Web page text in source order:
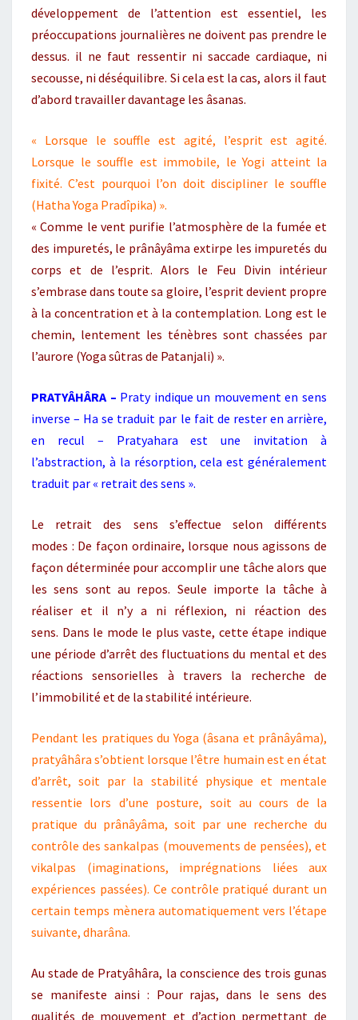
développement de l’attention est essentiel, les
préoccupations journalières ne doivent pas prendre le
dessus. il ne faut ressentir ni saccade cardiaque, ni
secousse, ni déséquilibre. Si cela est la cas, alors il faut
d’abord travailler davantage les âsanas.
« Lorsque le souffle est agité, l’esprit est agité.
Lorsque le souffle est immobile, le Yogi atteint la
fixité. C’est pourquoi l’on doit discipliner le souffle
(Hatha Yoga Pradîpika) ».
« Comme le vent purifie l’atmosphère de la fumée et
des impuretés, le prânâyâma extirpe les impuretés du
corps et de l’esprit. Alors le Feu Divin intérieur
s’embrase dans toute sa gloire, l’esprit devient propre
à la concentration et à la contemplation. Long est le
chemin, lentement les ténèbres sont chassées par
l’aurore (Yoga sûtras de Patanjali) ».
PRATYÂHÂRA – Praty indique un mouvement en sens
inverse – Ha se traduit par le fait de rester en arrière,
en recul – Pratyahara est une invitation à
l’abstraction, à la résorption, cela est généralement
traduit par « retrait des sens ».
Le retrait des sens s’effectue selon différents
modes : De façon ordinaire, lorsque nous agissons de
façon déterminée pour accomplir une tâche alors que
les sens sont au repos. Seule importe la tâche à
réaliser et il n’y a ni réflexion, ni réaction des
sens. Dans le mode le plus vaste, cette étape indique
une période d’arrêt des fluctuations du mental et des
réactions sensorielles à travers la recherche de
l’immobilité et de la stabilité intérieure.
Pendant les pratiques du Yoga (âsana et prânâyâma),
pratyâhâra s’obtient lorsque l’être humain est en état
d’arrêt, soit par la stabilité physique et mentale
ressentie lors d’une posture, soit au cours de la
pratique du prânâyâma, soit par une recherche du
contrôle des sankalpas (mouvements de pensées), et
vikalpas (imaginations, imprégnations liées aux
expériences passées). Ce contrôle pratiqué durant un
certain temps mènera automatiquement vers l’étape
suivante, dharâna.
Au stade de Pratyâhâra, la conscience des trois gunas
se manifeste ainsi : Pour rajas, dans le sens des
qualités de mouvement et d’action permettant de